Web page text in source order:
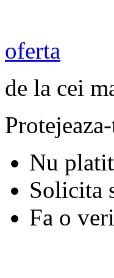
oferta
de la cei
Nu
Solicita
Fa o